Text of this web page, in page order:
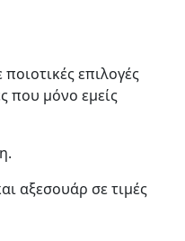
επιλογές
που μόνο εμείς
αξεσουάρ σε τιμές